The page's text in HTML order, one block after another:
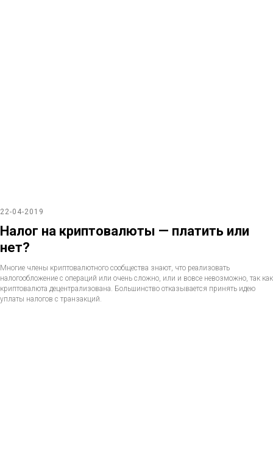
22-04-2019
Налог на криптовалюты — платить или
нет?
Многие члены криптовалютного сообщества знают, что реализовать
налогообложение с операций или очень сложно, или и вовсе невозможно, так как
криптовалюта децентрализована. Большинство отказывается принять идею
уплаты налогов с транзакций.